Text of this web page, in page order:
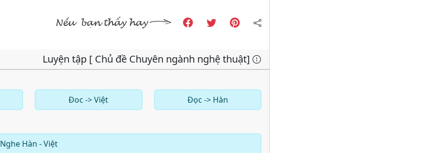
Luyện tập [ Chủ đề Chuyên ngành nghệ thuật]
Đoc -> Việt Đọc -> Hàn
Nghe Hàn - Việt